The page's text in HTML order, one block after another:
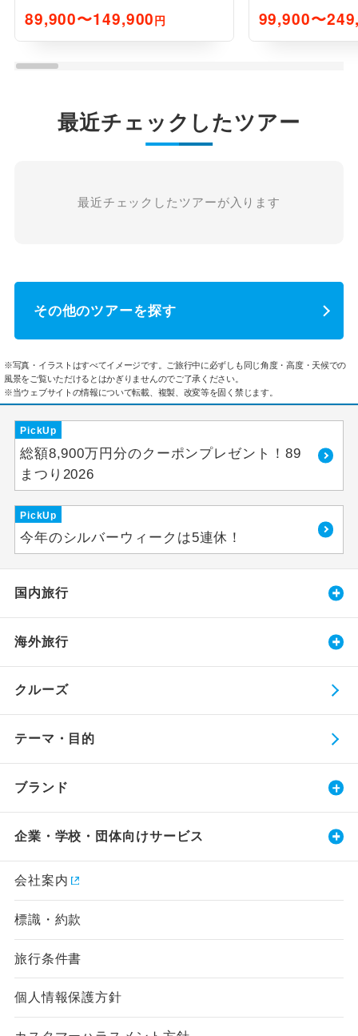
89,900〜149,900円 99,900〜
最近チェックしたツアー
最近チェックしたツアーが入ります
その他のツアーを探す
※写真・イラストはすべてイメージです。ご旅行中に必ずしも同じ角度・高度・天候での
風景をご覧いただけるとはかぎりませんのでご了承ください。
※当ウェブサイトの情報について転載、複製、改変等を固く禁じます。
PickUp
総額8,900万円分のクーポンプレゼント！89
まつり2026
PickUp
今年のシルバーウィークは5連休！
国内旅行
海外旅行
クルーズ
テーマ・目的
ブランド
企業・学校・団体向けサービス
会社案内
標識・約款
旅行条件書
個人情報保護方針